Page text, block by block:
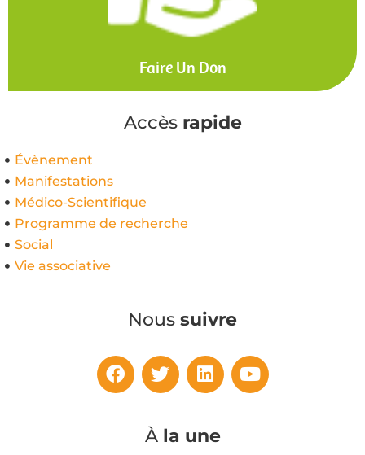
Faire Un Don
Accès rapide
Évènement
Manifestations
Médico-Scientifique
Programme de recherche
Social
Vie associative
Nous suivre
À la une